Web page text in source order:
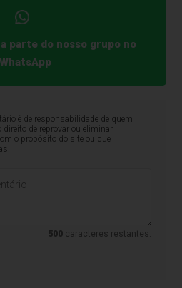
parte do nosso grupo no
WhatsApp
é de responsabilidade de quem
direito de reprovar ou eliminar
o propósito do site ou que
500 caracteres restantes.